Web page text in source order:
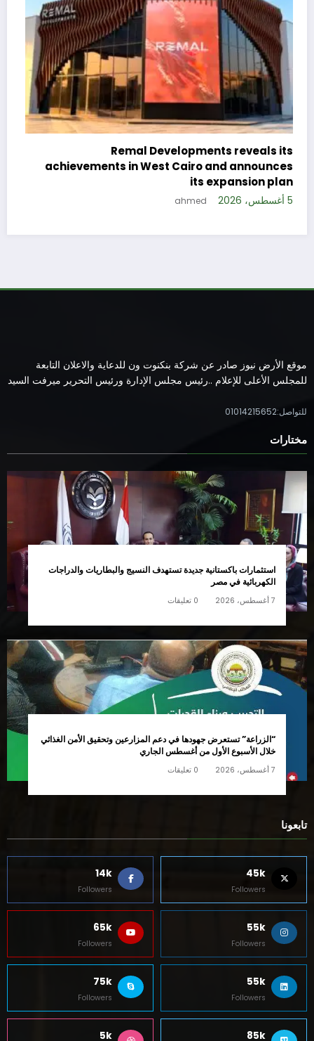
Remal Developments reveals its
achievements in West Cairo and announces
its expansion plan
5 أغسطس، 2026 ahmed
موقع الأرض نيوز صادر عن شركة بنكنوت ون للدعاية والاعلان التابعة
للمجلس الأعلى للإعلام ..رئيس مجلس الإدارة ورئيس التحرير ميرفت السيد
للتواصل:01014215652
مختارات
استثمارات باكستانية جديدة تستهدف النسيج والبطاريات والدراجات
الكهربائية في مصر
7 أغسطس، 2026 0 تعليقات
“الزراعة” تستعرض جهودها في دعم المزارعين وتحقيق الأمن الغذائي
خلال الأسبوع الأول من أغسطس الجاري
7 أغسطس، 2026 0 تعليقات
تابعونا
45k
Followers
14k
Followers
55k
Followers
65k
Followers
55k
Followers
75k
Followers
85k
5k